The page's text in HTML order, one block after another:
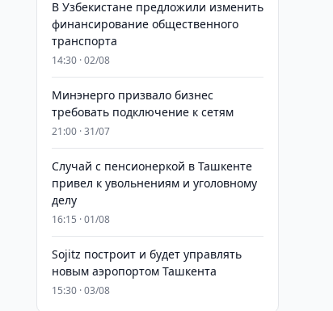
В Узбекистане предложили изменить
финансирование общественного
транспорта
14:30 · 02/08
Минэнерго призвало бизнес
требовать подключение к сетям
21:00 · 31/07
Случай с пенсионеркой в Ташкенте
привел к увольнениям и уголовному
делу
16:15 · 01/08
Sojitz построит и будет управлять
новым аэропортом Ташкента
15:30 · 03/08